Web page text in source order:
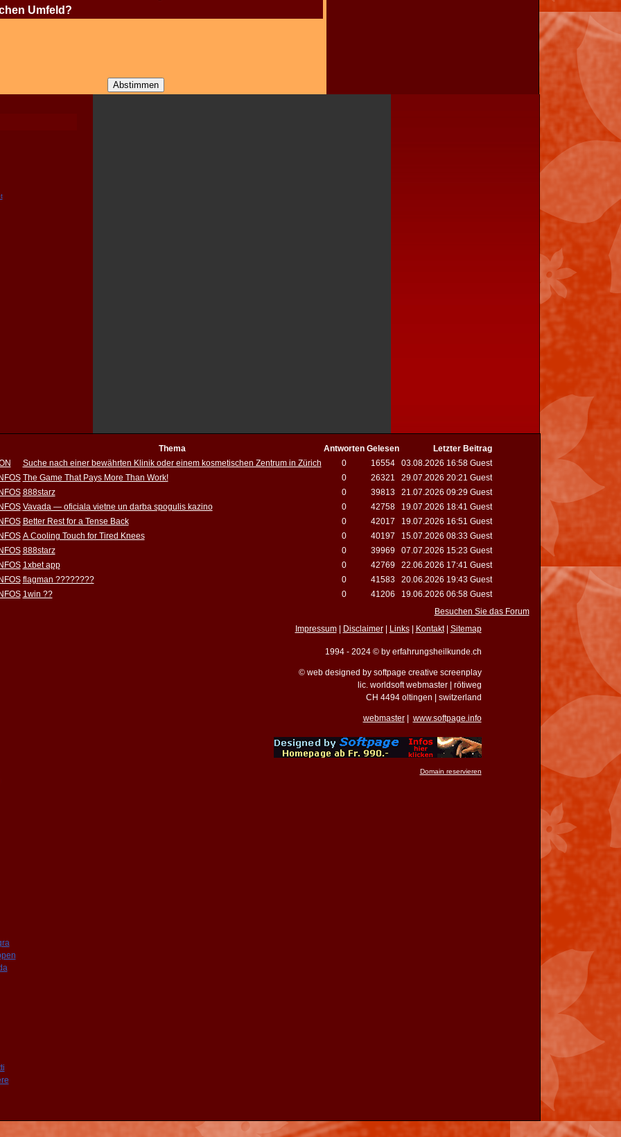
Umfeld?
Thema Antworten Gelesen
Letzter Beitrag
Suche nach einer bewährten Klinik oder einem kosmetischen Zentrum in Zürich 0 16554
03.08.2026 16:58 Guest
The Game That Pays More Than Work! 0 26321
29.07.2026 20:21 Guest
888starz 0 39813
21.07.2026 09:29 Guest
Vavada — oficiala vietne un darba spogulis kazino 0 42758
19.07.2026 18:41 Guest
Better Rest for a Tense Back 0 42017
19.07.2026 16:51 Guest
A Cooling Touch for Tired Knees 0 40197
15.07.2026 08:33 Guest
888starz 0 39969
07.07.2026 15:23 Guest
1xbet app 0 42769
22.06.2026 17:41 Guest
flagman ???????? 0 41583
20.06.2026 19:43 Guest
1win ?? 0 41206
19.06.2026 06:58 Guest
Besuchen Sie das Forum
Impressum| Disclaimer| Links| Kontakt| Sitemap
1994 - 2024 © by erfahrungsheilkunde.ch
© web designed by softpage creative screenplay
lic. worldsoft webmaster | rötiweg
CH 4494 oltingen | switzerland
webmaster| www.softpage.info
Domain reservieren